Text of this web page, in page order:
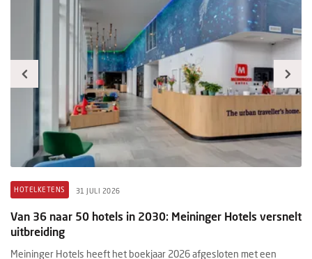
HOTELKETENS 31 JULI 2026
Van 36 naar 50 hotels in 2030: Meininger Hotels versnelt
uitbreiding
Meininger Hotels heeft het boekjaar 2026 afgesloten met een